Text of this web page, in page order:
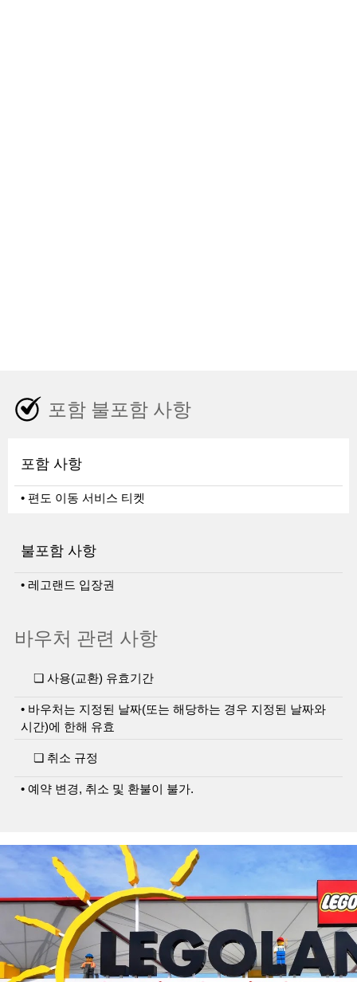
포함 불포함 사항
포함 사항
• 편도 이동 서비스 티켓
불포함 사항
• 레고랜드 입장권
바우처 관련 사항
❏ 사용(교환) 유효기간
• 바우처는 지정된 날짜(또는 해당하는 경우 지정된 날짜와
시간)에 한해 유효
❏ 취소 규정
• 예약 변경, 취소 및 환불이 불가.